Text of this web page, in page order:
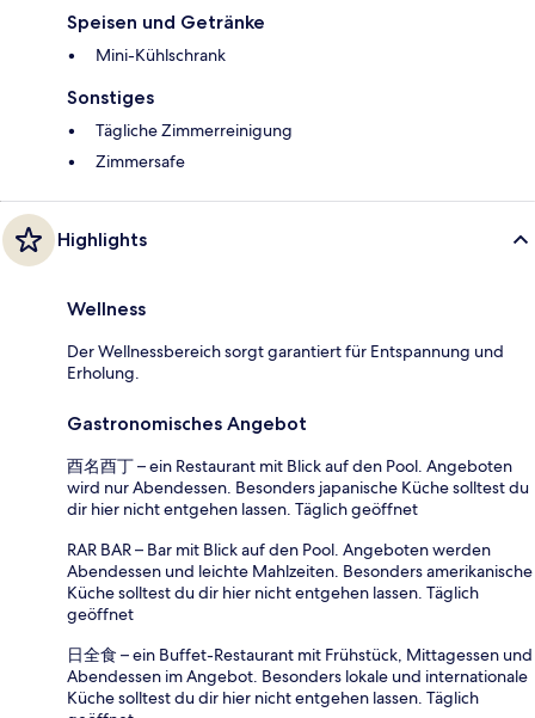
Speisen und Getränke
Mini-Kühlschrank
Sonstiges
Tägliche Zimmerreinigung
Zimmersafe
Highlights
Wellness
Der Wellnessbereich sorgt garantiert für Entspannung und
Erholung.
Gastronomisches Angebot
酉名酉丁 – ein Restaurant mit Blick auf den Pool. Angeboten
wird nur Abendessen. Besonders japanische Küche solltest du
dir hier nicht entgehen lassen. Täglich geöffnet
RAR BAR – Bar mit Blick auf den Pool. Angeboten werden
Abendessen und leichte Mahlzeiten. Besonders amerikanische
Küche solltest du dir hier nicht entgehen lassen. Täglich
geöffnet
日全食 – ein Buffet-Restaurant mit Frühstück, Mittagessen und
Abendessen im Angebot. Besonders lokale und internationale
Küche solltest du dir hier nicht entgehen lassen. Täglich